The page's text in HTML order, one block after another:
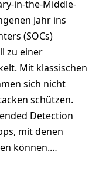
in-the-Middle-
Jahr ins
(SOCs)
zu einer
Mit klassischen
sich nicht
schützen.
Detection
mit denen
können.…